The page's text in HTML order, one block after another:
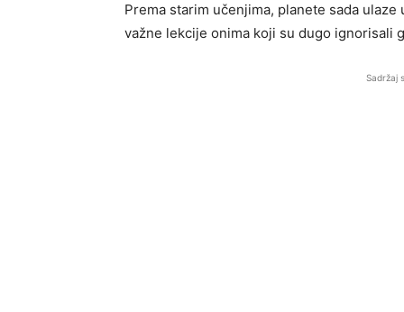
Prema starim učenjima, planete sada
važne lekcije onima koji su dugo ignorisali
Sadržaj